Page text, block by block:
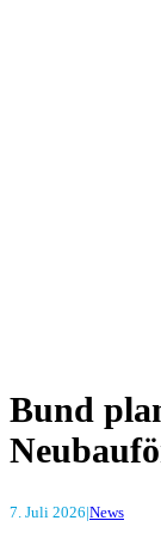
Bund
7. Juli 2026|News